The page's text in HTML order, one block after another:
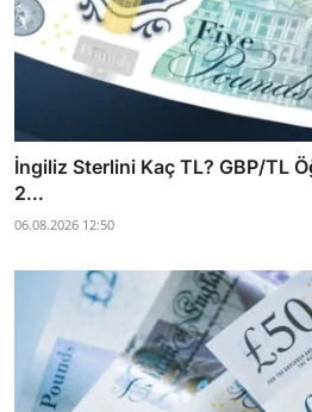
İngiliz Sterlini Kaç TL? GBP/TL
2...
06.08.2026 12:50